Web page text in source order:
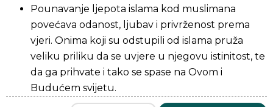
Pounavanje ljepota islama kod muslimana
povećava odanost, ljubav i privrženost prema
vjeri. Onima koji su odstupili od islama pruža
veliku priliku da se uvjere u njegovu istinitost, te
da ga prihvate i tako se spase na Ovom i
Budućem svijetu.